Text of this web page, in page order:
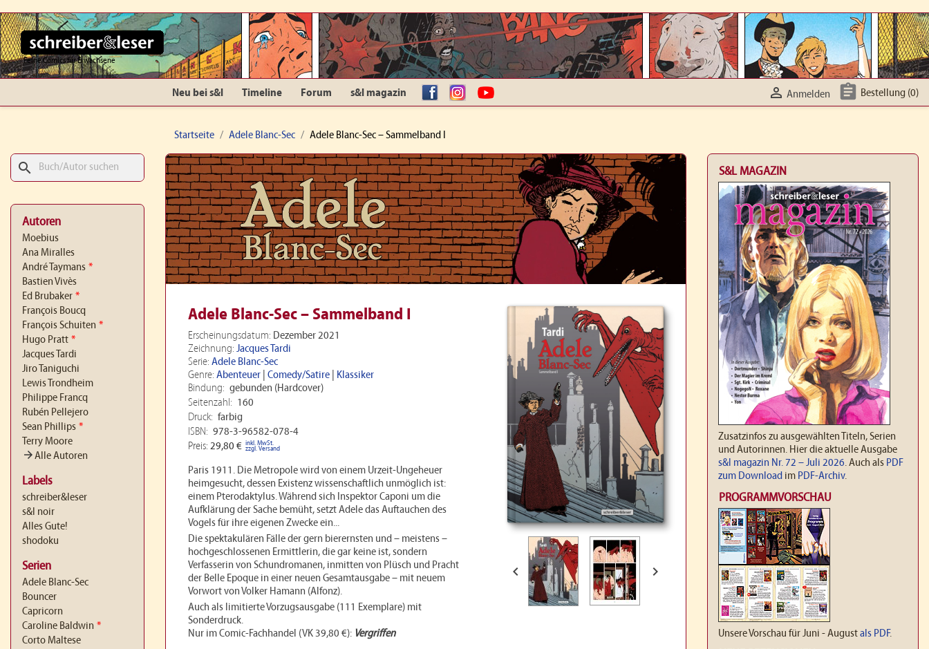
Feine Comics für Erwachsene
Neu bei s&l Timeline Forum s&l magazin facebookInstagramYouTube  Anmelden  Bestellung (0)
Startseite Adele Blanc-Sec Adele Blanc-Sec – Sammelband I
search
Autoren
Moebius
Ana Miralles
André Taymans *
Bastien Vivès
Ed Brubaker *
François Boucq
François Schuiten *
Hugo Pratt *
Jacques Tardi
Jiro Taniguchi
Lewis Trondheim
Philippe Francq
Rubén Pellejero
Sean Phillips *
Terry Moore
arrow_forwardAlle Autoren
Labels
schreiber&leser
s&l noir
Alles Gute!
shodoku
Serien
Adele Blanc-Sec
Bouncer
Capricorn
Caroline Baldwin *
Corto Maltese
 
Adele Blanc-Sec – Sammelband I
Erscheinungsdatum: Dezember 2021
Zeichnung: Jacques Tardi
Serie: Adele Blanc-Sec
Genre: Abenteuer Comedy/Satire
Klassiker
Bindung: gebunden (Hardcover)
Seitenzahl: 160
Druck: farbig
ISBN: 978-3-96582-078-4
Preis: 29,80 € inkl. MwSt.
zzgl. Versand
Paris 1911. Die Metropole wird von einem Urzeit-Ungeheuer
heimgesucht, dessen Existenz wissenschaftlich unmöglich ist:
einem Pterodaktylus. Während sich Inspektor Caponi um die
Aufklärung der Sache bemüht, setzt Adele das Auftauchen des
Vogels für ihre eigenen Zwecke ein...
Die spektakulären Fälle der gern bierernsten und – meistens –
hochgeschlossenen Ermittlerin, die gar keine ist, sondern
Verfasserin von Schundromanen, inmitten von Plüsch und Pracht
der Belle Epoque in einer neuen Gesamtausgabe – mit neuem
Vorwort von Volker Hamann (Alfonz).
Auch als limitierte Vorzugsausgabe (111 Exemplare) mit
Sonderdruck.
Nur im Comic-Fachhandel (VK 39,80 €): Vergriffen
S&L MAGAZIN
Zusatzinfos zu ausgewählten Titeln, Serien
und Autorinnen. Hier die aktuelle Ausgabe
s&l magazin Nr. 72 – Juli 2026. Auch als PDF
zum Download im PDF-Archiv.
PROGRAMMVORSCHAU
Unsere Vorschau für Juni - Augustals PDF.